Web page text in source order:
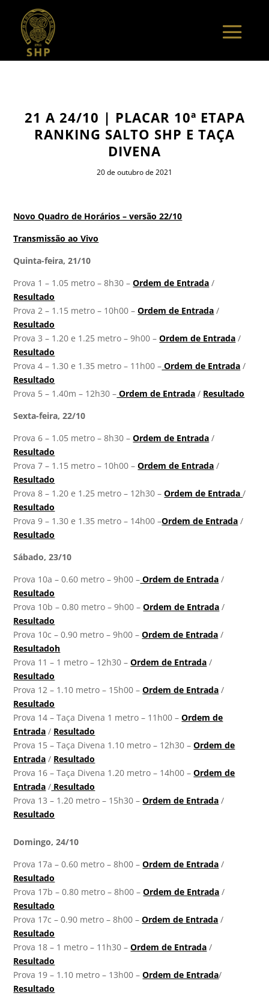
21 A 24/10 | PLACAR 10ª ETAPA
RANKING SALTO SHP E TAÇA
DIVENA
20 de outubro de 2021
Novo Quadro de Horários – versão 22/10
Transmissão ao Vivo
Quinta-feira, 21/10
Prova 1 – 1.05 metro – 8h30 –Ordem de Entrada /
Resultado
Prova 2 – 1.15 metro – 10h00 –Ordem de Entrada /
Resultado
Prova 3 – 1.20 e 1.25 metro – 9h00 –Ordem de Entrada /
Resultado
Prova 4 – 1.30 e 1.35 metro – 11h00 – Ordem de Entrada /
Resultado
Prova 5 – 1.40m – 12h30 – Ordem de Entrada / Resultado
Sexta-feira, 22/10
Prova 6 – 1.05 metro – 8h30 –Ordem de Entrada /
Resultado
Prova 7 – 1.15 metro – 10h00 –Ordem de Entrada /
Resultado
Prova 8 – 1.20 e 1.25 metro – 12h30 –Ordem de Entrada/
Resultado
Prova 9 – 1.30 e 1.35 metro – 14h00 –Ordem de Entrada /
Resultado
Sábado, 23/10
Prova 10a – 0.60 metro – 9h00 – Ordem de Entrada /
Resultado
Prova 10b – 0.80 metro – 9h00 –Ordem de Entrada /
Resultado
Prova 10c – 0.90 metro – 9h00 –Ordem de Entrada /
Resultadoh
Prova 11 – 1 metro – 12h30 –Ordem de Entrada /
Resultado
Prova 12 – 1.10 metro – 15h00 –Ordem de Entrada /
Resultado
Prova 14 – Taça Divena 1 metro – 11h00 –Ordem de
Entrada / Resultado
Prova 15 – Taça Divena 1.10 metro – 12h30 –Ordem de
Entrada / Resultado
Prova 16 – Taça Divena 1.20 metro – 14h00 –Ordem de
Entrada / Resultado
Prova 13 – 1.20 metro – 15h30 –Ordem de Entrada /
Resultado
Domingo, 24/10
Prova 17a – 0.60 metro – 8h00 –Ordem de Entrada /
Resultado
Prova 17b – 0.80 metro – 8h00 –Ordem de Entrada /
Resultado
Prova 17c – 0.90 metro – 8h00 –Ordem de Entrada /
Resultado
Prova 18 – 1 metro – 11h30 –Ordem de Entrada /
Resultado
Prova 19 – 1.10 metro – 13h00 –Ordem de Entrada/
Resultado